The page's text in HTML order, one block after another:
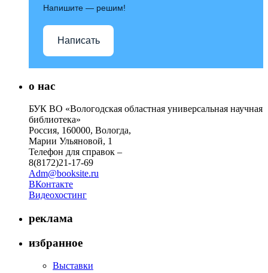
Напишите — решим!
Написать
о нас
БУК ВО «Вологодская областная универсальная научная
библиотека»
Россия, 160000, Вологда,
Марии Ульяновой, 1
Телефон для справок –
8(8172)21-17-69
Adm@booksite.ru
ВКонтакте
Видеохостинг
реклама
избранное
Выставки